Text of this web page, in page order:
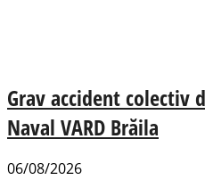
Grav accident colectiv
Naval VARD Brăila
06/08/2026